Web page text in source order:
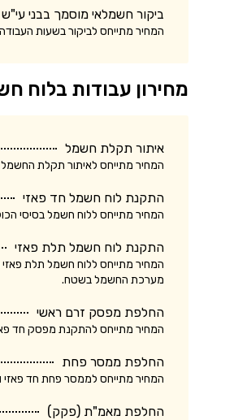
ביקור חשמלאי מוסמך בבני עי"ש
המחיר מתייחס לביקור בשעות
מחירון עבודות בלוח
איתור תקלת חשמל
המחיר מתייחס לאיתור תקלת החשמל בלבד.
התקנת לוח חשמל חד פאזי
המחיר מתייחס ללוח חשמל בסיסי הכולל מפסק ראשי ו- 10 מאמ"תים.
התקנת לוח חשמל תלת פאזי
מערכת החשמל בשטח.
החלפת מפסק זרם ראשי
המחיר מתייחס להתקנת מפסק חד
החלפת ממסר פחת
המחיר מתייחס לממסר פחת חד פאזי
החלפת מאמ"ת (פקק)